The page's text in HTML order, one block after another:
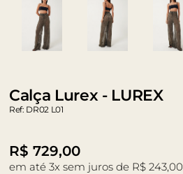
Calça Lurex - LUREX
Ref: DR02 L01
R$ 729,00
em até 3x sem juros de R$ 243,00